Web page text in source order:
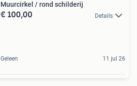
Muurcirkel / rond schilderij
€ 100,00 Details
Geleen 11 jul 26